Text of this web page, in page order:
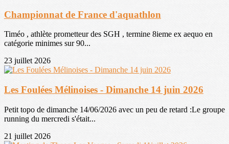
Championnat de France d'aquathlon
Timéo , athlète prometteur des SGH , termine 8ieme ex aequo en
catégorie minimes sur 90...
23 juillet 2026
Les Foulées Mélinoises - Dimanche 14 juin 2026
Petit topo de dimanche 14/06/2026 avec un peu de retard :Le groupe
running du mercredi s'était...
21 juillet 2026